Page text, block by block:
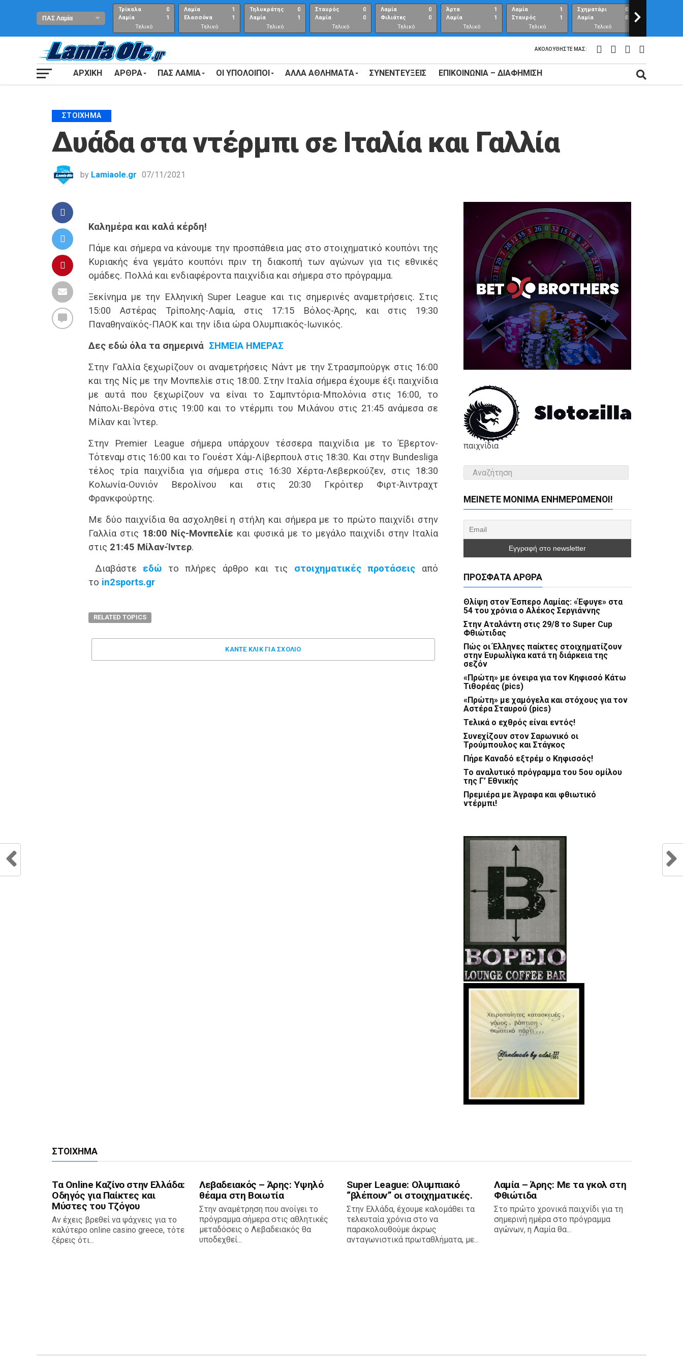
Τρίκαλα
Λαμία
0
1
Τελικό
αποτέλεσμα
Λαμία
Ελασσόνα
1
1
Τελικό
Αποτέλεσμα
Τηλυκράτης
Λαμία
0
1
Τελικό
αποτέλεσμα
Σταυρός
Λαμία
0
0
Τελικό
αποτέλεσμα
Λαμία
Φιλιάτες
0
0
Τελικό
Αποτέλεσμα
Άρτα
Λαμία
1
1
Τελικό
αποτέλεσμα
Λαμία
Σταυρός
1
1
Τελικό
αποτέλεσμα
Σχηματάρι
Λαμία
0
0
Τελικό
αποτέλεσμα
>
ΑΚΟΛΟΥΘΉΣΤΕ ΜΑΣ:
ΑΡΧΙΚΗ ΑΡΘΡΑ ΠΑΣ ΛΑΜΙΑ ΟΙ ΥΠΟΛΟΙΠΟΙ ΑΛΛΑ ΑΘΛΗΜΑΤΑ ΣΥΝΕΝΤΕΎΞΕΙΣ ΕΠΙΚΟΙΝΩΝΊΑ – ΔΙΑΦΉΜΙΣΗ
ΣΤΟΊΧΗΜΑ
Δυάδα στα ντέρμπι σε Ιταλία και Γαλλία
by Lamiaole.gr 07/11/2021
Καλημέρα και καλά κέρδη!
Πάμε και σήμερα να κάνουμε την προσπάθεια μας στο στοιχηματικό κουπόνι της
Κυριακής ένα γεμάτο κουπόνι πριν τη διακοπή των αγώνων για τις εθνικές
ομάδες. Πολλά και ενδιαφέροντα παιχνίδια και σήμερα στο πρόγραμμα.
Ξεκίνημα με την Ελληνική Super League και τις σημερινές αναμετρήσεις. Στις
15:00 Αστέρας Τρίπολης-Λαμία, στις 17:15 Βόλος-Άρης, και στις 19:30
Παναθηναϊκός-ΠΑΟΚ και την ίδια ώρα Ολυμπιακός-Ιωνικός.
Δες εδώ όλα τα σημερινά ΣΗΜΕΙΑ ΗΜΕΡΑΣ
Στην Γαλλία ξεχωρίζουν οι αναμετρήσεις Νάντ με την Στρασμπούργκ στις 16:00
και της Νίς με την Μονπελίε στις 18:00. Στην Ιταλία σήμερα έχουμε έξι παιχνίδια
με αυτά που ξεχωρίζουν να είναι το Σαμπντόρια-Μπολόνια στις 16:00, το
Νάπολι-Βερόνα στις 19:00 και το ντέρμπι του Μιλάνου στις 21:45 ανάμεσα σε
Μίλαν και Ίντερ.
Στην Premier League σήμερα υπάρχουν τέσσερα παιχνίδια με το Έβερτον-
Τότεναμ στις 16:00 και το Γουέστ Χάμ-Λίβερπουλ στις 18:30. Kαι στην Bundesliga
τέλος τρία παιχνίδια για σήμερα στις 16:30 Χέρτα-Λεβερκούζεν, στις 18:30
Kολωνία-Ουνιόν Βερολίνου και στις 20:30 Γκρόιτερ Φιρτ-Άιντραχτ
Φρανκφούρτης.
Με δύο παιχνίδια θα ασχοληθεί η στήλη και σήμερα με το πρώτο παιχνίδι στην
Γαλλία στις 18:00 Νίς-Μονπελίε και φυσικά με το μεγάλο παιχνίδι στην Ιταλία
στις 21:45 Mίλαν-Ίντερ.
Διαβάστε εδώ τo πλήρες άρθρο και τις στοιχηματικές προτάσεις από
το in2sports.gr
RELATED TOPICS
ΚΑΝΤΕ ΚΛΊΚ ΓΙΑ ΣΧΌΛΙΟ
παιχνίδια
ΜΕΊΝΕΤΕ ΜΌΝΙΜΑ ΕΝΗΜΕΡΏΜΕΝΟΙ!
ΠΡΌΣΦΑΤΑ ΆΡΘΡΑ
Θλίψη στον Έσπερο Λαμίας: «Έφυγε» στα
54 του χρόνια ο Αλέκος Σεργιάννης
Στην Αταλάντη στις 29/8 το Super Cup
Φθιώτιδας
Πώς οι Έλληνες παίκτες στοιχηματίζουν
στην Ευρωλίγκα κατά τη διάρκεια της
σεζόν
«Πρώτη» με όνειρα για τον Κηφισσό Κάτω
Τιθορέας (pics)
«Πρώτη» με χαμόγελα και στόχους για τον
Αστέρα Σταυρού (pics)
Τελικά ο εχθρός είναι εντός!
Συνεχίζουν στον Σαρωνικό οι
Τρούμπουλος και Στάγκος
Πήρε Καναδό εξτρέμ ο Κηφισσός!
Το αναλυτικό πρόγραμμα του 5ου ομίλου
της Γ’ Εθνικής
Πρεμιέρα με Άγραφα και φθιωτικό
ντέρμπι!
ΣΤΟΊΧΗΜΑ
Τα Online Καζίνο στην Ελλάδα:
Οδηγός για Παίκτες και
Μύστες του Τζόγου
Αν έχεις βρεθεί να ψάχνεις για το
καλύτερο online casino greece, τότε
ξέρεις ότι...
Λεβαδειακός – Άρης: Υψηλό
θέαμα στη Βοιωτία
Στην αναμέτρηση που ανοίγει το
πρόγραμμα σήμερα στις αθλητικές
μεταδόσεις ο Λεβαδειακός θα
υποδεχθεί...
Super League: Ολυμπιακό
“βλέπουν” οι στοιχηματικές.
Στην Ελλάδα, έχουμε καλομάθει τα
τελευταία χρόνια στο να
παρακολουθούμε άκρως
ανταγωνιστικά πρωταθλήματα, με...
Λαμία – Άρης: Με τα γκολ στη
Φθιώτιδα
Στο πρώτο χρονικά παιχνίδι για τη
σημερινή ημέρα στο πρόγραμμα
αγώνων, η Λαμία θα...